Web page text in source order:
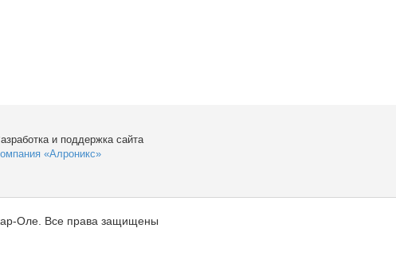
и поддержка сайта
«Алроникс»
Оле. Все права защищены